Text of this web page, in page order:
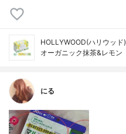
HOLLYWOOD(ハリウッド)
オーガニック抹茶&レモン
にる